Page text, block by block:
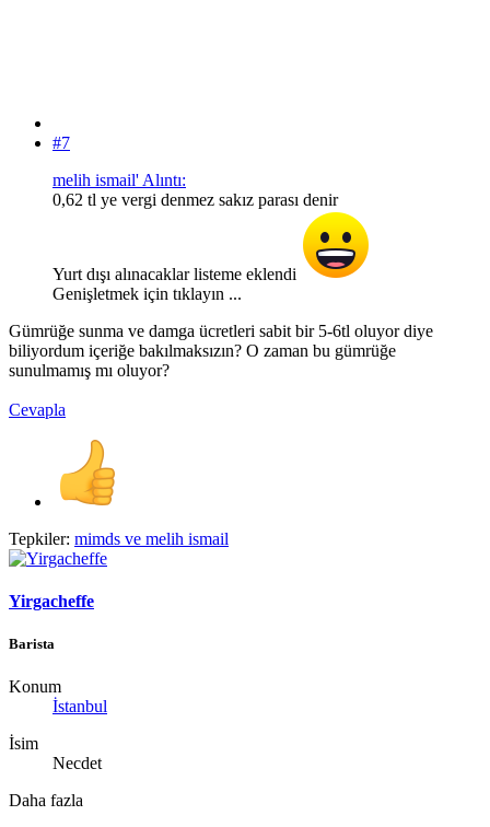
#7
melih ismail' Alıntı:
0,62 tl ye vergi denmez sakız parası denir
Yurt dışı alınacaklar listeme eklendi
Genişletmek için tıklayın ...
Gümrüğe sunma ve damga ücretleri sabit bir 5-6tl oluyor diye
biliyordum içeriğe bakılmaksızın? O zaman bu gümrüğe
sunulmamış mı oluyor?
Cevapla
Tepkiler: mimds ve melih ismail
Yirgacheffe
Barista
Konum
İstanbul
İsim
Necdet
Daha fazla